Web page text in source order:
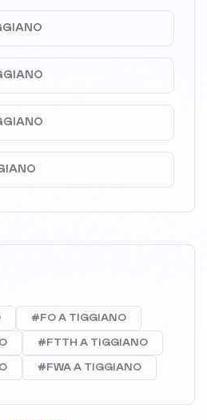
#FO A TIGGIANO
#FTTH A TIGGIANO
#FWA A TIGGIANO